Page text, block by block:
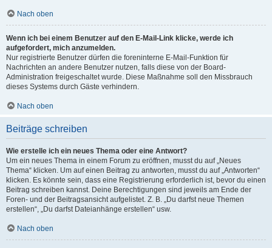
Nach oben
Wenn ich bei einem Benutzer auf den E-Mail-Link klicke, werde ich
aufgefordert, mich anzumelden.
Nur registrierte Benutzer dürfen die foreninterne E-Mail-Funktion für
Nachrichten an andere Benutzer nutzen, falls diese von der Board-
Administration freigeschaltet wurde. Diese Maßnahme soll den Missbrauch
dieses Systems durch Gäste verhindern.
Nach oben
Beiträge schreiben
Wie erstelle ich ein neues Thema oder eine Antwort?
Um ein neues Thema in einem Forum zu eröffnen, musst du auf „Neues
Thema“ klicken. Um auf einen Beitrag zu antworten, musst du auf „Antworten“
klicken. Es könnte sein, dass eine Registrierung erforderlich ist, bevor du einen
Beitrag schreiben kannst. Deine Berechtigungen sind jeweils am Ende der
Foren- und der Beitragsansicht aufgelistet. Z. B. „Du darfst neue Themen
erstellen“, „Du darfst Dateianhänge erstellen“ usw.
Nach oben